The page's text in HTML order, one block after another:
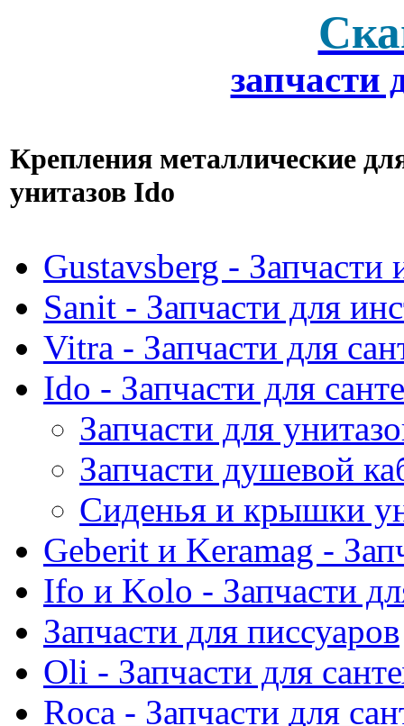
запчасти
Крепления металлические
унитазов Ido
Gustavsberg - Запчасти
Sanit - Запчасти для
Vitra - Запчасти для
Ido - Запчасти для
Запчасти для
Запчасти душевой
Сиденья и крышки
Geberit и Keramag -
Ifo и Kolo - Запчасти
Запчасти для писсуаров
Oli - Запчасти для
Roca - Запчасти для